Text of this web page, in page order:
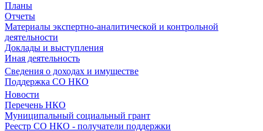
Планы
Отчеты
Материалы экспертно-аналитической и контрольной
деятельности
Доклады и выступления
Иная деятельность
Сведения о доходах и имуществе
Поддержка СО НКО
Новости
Перечень НКО
Муниципальный социальный грант
Реестр СО НКО - получатели поддержки